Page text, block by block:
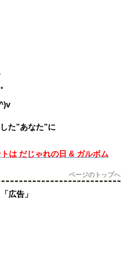
た”あなた”に
は だじゃれの日 & ガルボム
ページのトップへ
「広告」